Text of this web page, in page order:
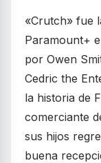
«Crutch» fue
Paramount+
por Owen
Cedric the
la historia de
comerciante
sus hijos
buena